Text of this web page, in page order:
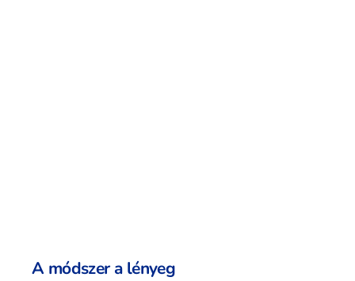
A módszer a lényeg